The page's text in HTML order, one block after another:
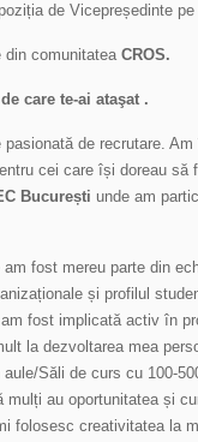
de Vicepreședinte
din comunitatea CROS.
care te-ai ataşat .
de recrutare.
cei care își doreau
București unde am
fost mereu parte din
și profilul
fost implicată activ în
la dezvoltarea mea
Săli de curs cu 100-
au oportunitatea și
folosesc creativitatea la